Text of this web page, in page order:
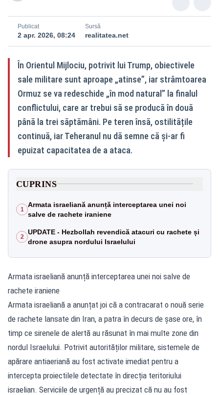
Publicat
2 apr. 2026, 08:24
Sursă
realitatea.net
În Orientul Mijlociu, potrivit lui Trump, obiectivele
sale militare sunt aproape „atinse”, iar strâmtoarea
Ormuz se va redeschide „în mod natural” la finalul
conflictului, care ar trebui să se producă în două
până la trei săptămâni. Pe teren însă, ostilitățile
continuă, iar Teheranul nu dă semne că și-ar fi
epuizat capacitatea de a ataca.
CUPRINS
1
Armata israeliană anunță interceptarea unei noi
salve de rachete iraniene
2
UPDATE - Hezbollah revendică atacuri cu rachete și
drone asupra nordului Israelului
Armata israeliană anunță interceptarea unei noi salve de
rachete iraniene
Armata israeliană a anunțat joi că a contracarat o nouă serie
de rachete lansate din Iran, a patra în decurs de șase ore, în
timp ce sirenele de alertă au răsunat în mai multe zone din
nordul Israelului. Potrivit autorităților militare, sistemele de
apărare antiaeriană au fost activate imediat pentru a
intercepta proiectilele detectate în direcția teritoriului
israelian. Serviciile de urgență au precizat că nu au fost